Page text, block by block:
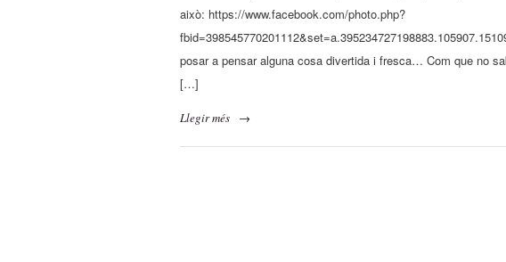
això: https://www.facebook.com/photo.php?
posar a pensar alguna cosa divertida i fresca… Com que no
[…]
Llegir més →